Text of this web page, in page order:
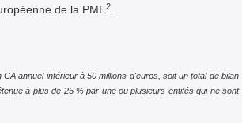
de la PME2
annuel inférieur à 50 millions d'euros, soit un total de bilan
à plus de 25 % par une ou plusieurs entités qui ne sont